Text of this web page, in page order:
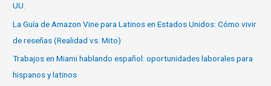
UU.
La Guía de Amazon Vine para Latinos en Estados Unidos: Cómo vivir
de reseñas (Realidad vs. Mito)
Trabajos en Miami hablando español: oportunidades laborales para
hispanos y latinos